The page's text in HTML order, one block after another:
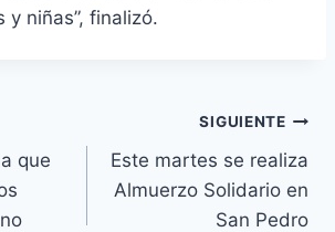
y niñas”, finalizó.
que
SIGUIENTE
Este martes se realiza
Almuerzo Solidario en
San Pedro